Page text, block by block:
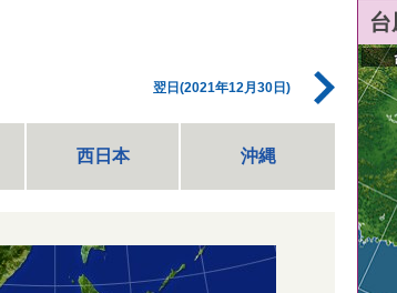
翌日(2021年12月30日)
西日本 沖縄